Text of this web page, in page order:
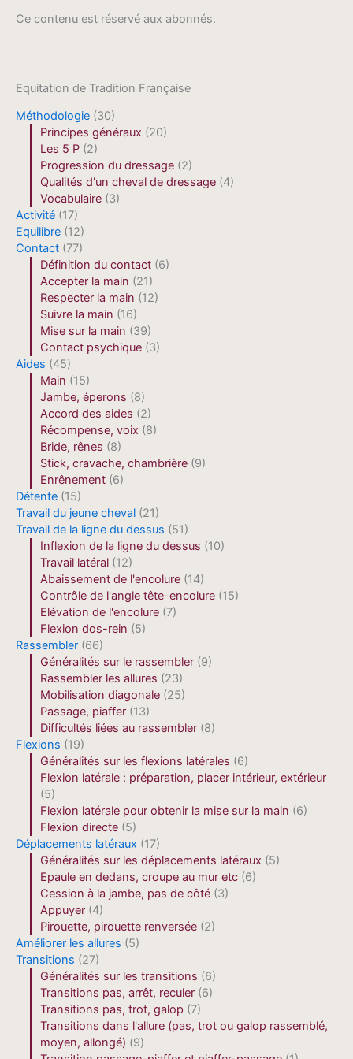
Equitation de Tradition Française
Méthodologie (30)
Principes généraux (20)
Les 5 P (2)
Progression du dressage (2)
Qualités d'un cheval de dressage (4)
Vocabulaire (3)
Activité (17)
Equilibre (12)
Contact (77)
Définition du contact (6)
Accepter la main (21)
Respecter la main (12)
Suivre la main (16)
Mise sur la main (39)
Contact psychique (3)
Aides (45)
Main (15)
Jambe, éperons (8)
Accord des aides (2)
Récompense, voix (8)
Bride, rênes (8)
Stick, cravache, chambrière (9)
Enrênement (6)
Détente (15)
Travail du jeune cheval (21)
Travail de la ligne du dessus (51)
Inflexion de la ligne du dessus (10)
Travail latéral (12)
Abaissement de l'encolure (14)
Contrôle de l'angle tête-encolure (15)
Elévation de l'encolure (7)
Flexion dos-rein (5)
Rassembler (66)
Généralités sur le rassembler (9)
Rassembler les allures (23)
Mobilisation diagonale (25)
Passage, piaffer (13)
Difficultés liées au rassembler (8)
Flexions (19)
Généralités sur les flexions latérales (6)
Flexion latérale : préparation, placer intérieur, extérieur
(5)
Flexion latérale pour obtenir la mise sur la main (6)
Flexion directe (5)
Déplacements latéraux (17)
Généralités sur les déplacements latéraux (5)
Epaule en dedans, croupe au mur etc (6)
Cession à la jambe, pas de côté (3)
Appuyer (4)
Pirouette, pirouette renversée (2)
Améliorer les allures (5)
Transitions (27)
Généralités sur les transitions (6)
Transitions pas, arrêt, reculer (6)
Transitions pas, trot, galop (7)
Transitions dans l'allure (pas, trot ou galop rassemblé,
moyen, allongé) (9)
Ce contenu est réservé aux abonnés.